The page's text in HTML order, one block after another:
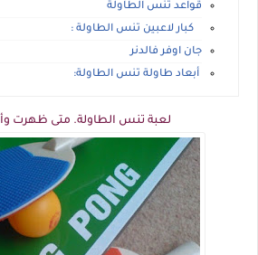
قواعد تنس الطاولة
كبار لاعبين تنس الطاولة :
جان اوفر فالدنر
أبعاد طاولة تنس الطاولة:
لعبة تنس الطاولة. متى ظهرت